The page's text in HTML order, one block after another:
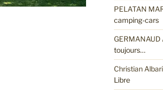
PELATAN
camping-cars
GERMANAUD
toujours…
Christian
Libre